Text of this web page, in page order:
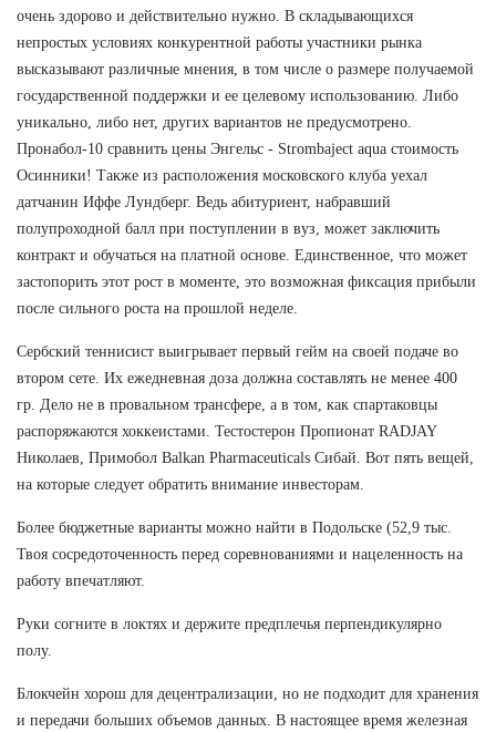
очень здорово и действительно нужно. В складывающихся
непростых условиях конкурентной работы участники рынка
высказывают различные мнения, в том числе о размере получаемой
государственной поддержки и ее целевому использованию. Либо
уникально, либо нет, других вариантов не предусмотрено.
Пронабол-10 сравнить цены Энгельс - Strombaject aqua стоимость
Осинники! Также из расположения московского клуба уехал
датчанин Иффе Лундберг. Ведь абитуриент, набравший
полупроходной балл при поступлении в вуз, может заключить
контракт и обучаться на платной основе. Единственное, что может
застопорить этот рост в моменте, это возможная фиксация прибыли
после сильного роста на прошлой неделе.
Сербский теннисист выигрывает первый гейм на своей подаче во
втором сете. Их ежедневная доза должна составлять не менее 400
гр. Дело не в провальном трансфере, а в том, как спартаковцы
распоряжаются хоккеистами. Тестостерон Пропионат RADJAY
Николаев, Примобол Balkan Pharmaceuticals Сибай. Вот пять вещей,
на которые следует обратить внимание инвесторам.
Более бюджетные варианты можно найти в Подольске (52,9 тыс.
Твоя сосредоточенность перед соревнованиями и нацеленность на
работу впечатляют.
Руки согните в локтях и держите предплечья перпендикулярно
полу.
Блокчейн хорош для децентрализации, но не подходит для хранения
и передачи больших объемов данных. В настоящее время железная